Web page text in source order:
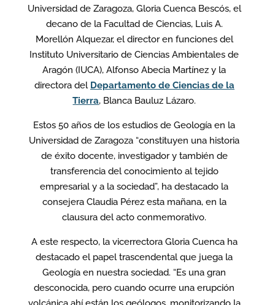
Universidad de Zaragoza, Gloria Cuenca Bescós, el
decano de la Facultad de Ciencias, Luis A.
Morellón Alquezar, el director en funciones del
Instituto Universitario de Ciencias Ambientales de
Aragón (IUCA), Alfonso Abecia Martínez y la
directora del Departamento de Ciencias de la
Tierra, Blanca Bauluz Lázaro.
Estos 50 años de los estudios de Geología en la
Universidad de Zaragoza “constituyen una historia
de éxito docente, investigador y también de
transferencia del conocimiento al tejido
empresarial y a la sociedad”, ha destacado la
consejera Claudia Pérez esta mañana, en la
clausura del acto conmemorativo.
A este respecto, la vicerrectora Gloria Cuenca ha
destacado el papel trascendental que juega la
Geología en nuestra sociedad. “Es una gran
desconocida, pero cuando ocurre una erupción